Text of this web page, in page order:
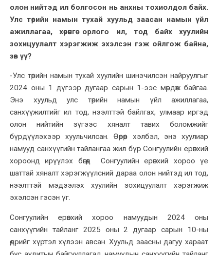
олон нийтэд ил болгосон нь анхны тохиолдол байх.
Улс төрийн намын тухай хуульд заасан намын үйл
ажиллагаа, хөрөнгө орлого ил, тод байх хуулийн
зохицуулалт хэрэгжиж эхэлсэн гэж ойлгож байна,
зөв үү?
-Улс төрийн намын тухай хуулийн шинэчилсэн найруулгыг
2024 оны 1 дүгээр дугаар сарын 1-ээс мөрдөж байгаа.
Энэ хуульд улс төрийн намын үйл ажиллагаа,
санхүүжилтийг ил тод, нээлттэй байлгах, улмаар иргэд
олон нийтийн зүгээс хяналт тавих боломжийг
бүрдүүлэхээр хуульчилсан. Өөрөөр хэлбэл, энэ хуулиар
намууд санхүүгийн тайлангаа жил бүр Сонгуулийн ерөнхий
хороонд ирүүлэх бөгөөд Сонгуулийн ерөнхий хороо үе
шаттай хяналт хэрэгжүүлсний дараа олон нийтэд ил тод,
нээлттэй мэдээлэх хуулийн зохицуулалт хэрэгжиж
эхэлсэн гэсэн үг.
Сонгуулийн ерөнхий хороо намуудын 2024 оны
санхүүгийн тайланг 2025 оны 2 дугаар сарын 10-ны
өдрийг хүртэл хүлээн авсан. Хуульд заасны дагуу хараат